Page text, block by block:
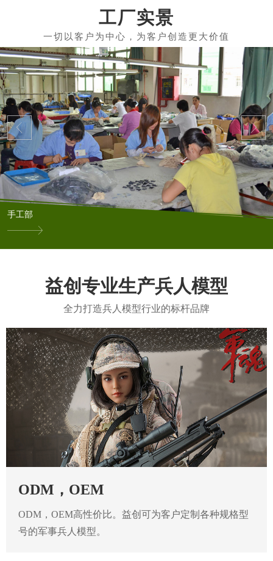
工厂实景
手工部
益创专业生产兵人模型
全力打造兵人模型行业的标杆品牌
ODM，OEM
ODM，OEM高性价比。益创可为客户定制各种规格型
号的军事兵人模型。